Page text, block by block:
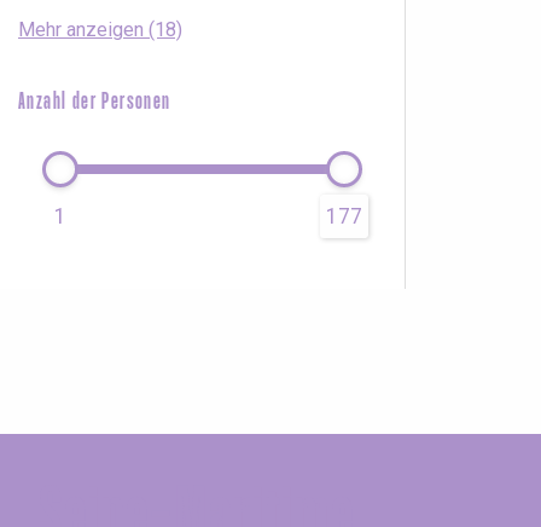
Mehr anzeigen (18)
Anzahl der Personen
1 177